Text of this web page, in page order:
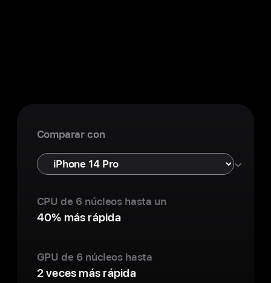
Comparar coniPhone 17 Pro
CPU de 6 núcleos hasta un
40% más rápida
GPU de 6 núcleos hasta
2 veces más rápida